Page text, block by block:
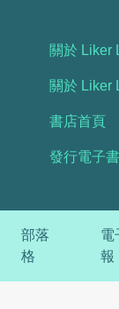
關於 Liker
關於 Liker
書店首頁
發行電子書
部落
格
電
報